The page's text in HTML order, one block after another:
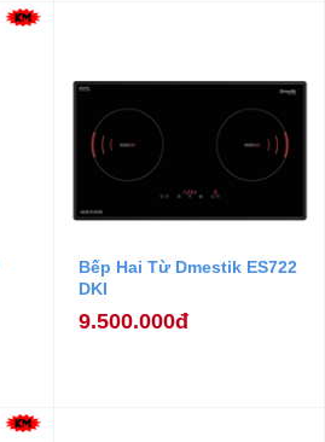
Bếp Hai Từ Dmestik ES722
DKI
9.500.000đ